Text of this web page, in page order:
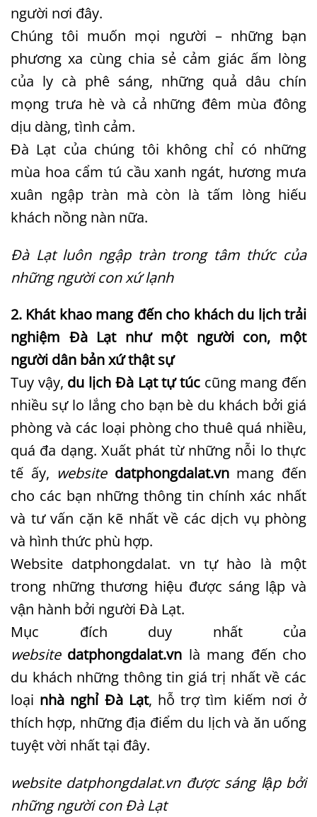
người nơi đây.
Chúng tôi muốn mọi người – những bạn
phương xa cùng chia sẻ cảm giác ấm lòng
của ly cà phê sáng, những quả dâu chín
mọng trưa hè và cả những đêm mùa đông
dịu dàng, tình cảm.
Đà Lạt của chúng tôi không chỉ có những
mùa hoa cẩm tú cầu xanh ngát, hương mưa
xuân ngập tràn mà còn là tấm lòng hiếu
khách nồng nàn nữa.
Đà Lạt luôn ngập tràn trong tâm thức của
những người con xứ lạnh
2. Khát khao mang đến cho khách du lịch trải
nghiệm Đà Lạt như một người con, một
người dân bản xứ thật sự
Tuy vậy, du lịch Đà Lạt tự túccũng mang đến
nhiều sự lo lắng cho bạn bè du khách bởi giá
phòng và các loại phòng cho thuê quá nhiều,
quá đa dạng. Xuất phát từ những nỗi lo thực
tế ấy, website datphongdalat.vnmang đến
cho các bạn những thông tin chính xác nhất
và tư vấn cặn kẽ nhất về các dịch vụ phòng
và hình thức phù hợp.
Website datphongdalat. vn tự hào là một
trong những thương hiệu được sáng lập và
vận hành bởi người Đà Lạt.
Mục đích duy nhất của
website datphongdalat.vn là mang đến cho
du khách những thông tin giá trị nhất về các
loại nhà nghỉ Đà Lạt, hỗ trợ tìm kiếm nơi ở
thích hợp, những địa điểm du lịch và ăn uống
tuyệt vời nhất tại đây.
website datphongdalat.vn được sáng lập bởi
những người con Đà Lạt